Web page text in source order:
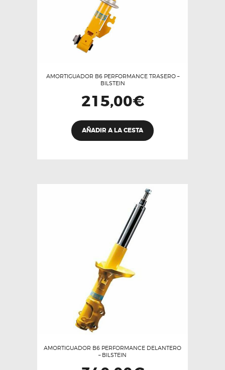
AMORTIGUADOR B6 PERFORMANCE TRASERO –
BILSTEIN
215,00€
AÑADIR A LA CESTA
AMORTIGUADOR B6 PERFORMANCE DELANTERO
– BILSTEIN